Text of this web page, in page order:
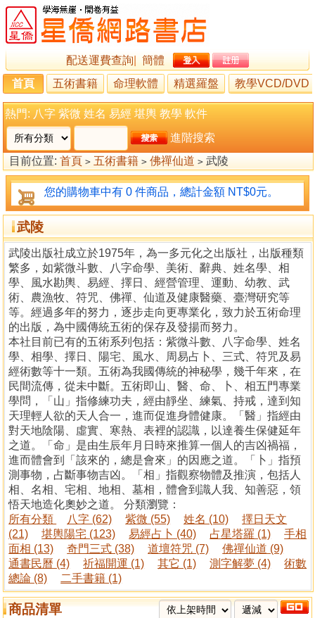
配送運費查詢
簡體
首頁
五術書籍 命理軟體 精選羅盤 教學VCD/DVD
熱門: 八字 紫微 姓名 易經 堪輿 教學 軟件
進階搜索
目前位置: 首頁 > 五術書籍 > 佛禪仙道 > 武陵
您的購物車中有 0 件商品，總計金額 NT$0元。
武陵
武陵出版社成立於1975年，為一多元化之出版社，出版種類
繁多，如紫微斗數、八字命學、美術、辭典、姓名學、相
學、風水勘輿、易經、擇日、經營管理、運動、幼教、武
術、農漁牧、符咒、佛禪、仙道及健康醫藥、臺灣研究等
等。經過多年的努力，逐步走向更專業化，致力於五術命理
的出版，為中國傳統五術的保存及發揚而努力。
本社目前已有的五術系列包括：紫微斗數、八字命學、姓名
學、相學、擇日、陽宅、風水、周易占卜、三式、符咒及易
經術數等十一類。五術為我國傳統的神秘學，幾千年來，在
民間流傳，從未中斷。五術即山、醫、命、卜、相五門專業
學問，「山」指修練功夫，經由靜坐、練氣、持戒，達到知
天理輕人欲的天人合一，進而促進身體健康。「醫」指經由
對天地陰陽、虛實、寒熱、表裡的認識，以達養生保健延年
之道。「命」是由生辰年月日時來推算一個人的吉凶禍福，
進而體會到「該來的，總是會來」的因應之道。「卜」指預
測事物，占斷事物吉凶。「相」指觀察物體及推演，包括人
相、名相、宅相、地相、墓相，體會到識人我、知善惡，領
悟天地造化奧妙之道。 分類瀏覽：
所有分類
八字 (62) 紫微 (55) 姓名 (10)
擇日天文
(21)
堪輿陽宅 (123) 易經占卜 (40) 占星塔羅 (1)
手相
面相 (13)
奇門三式 (38) 道壇符咒 (7)
佛禪仙道 (9)
通書民曆 (4)
祈福開運 (1) 其它 (1) 測字解夢 (4)
術數
總論 (8)
二手書籍 (1)
商品清單